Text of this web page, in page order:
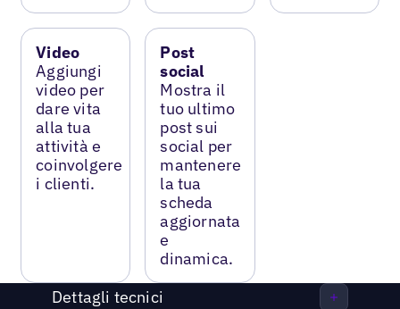
Video
Aggiungi
video per
dare vita
alla tua
attività e
coinvolgere
i clienti.
Post
social
Mostra il
tuo ultimo
post sui
social per
mantenere
la tua
scheda
aggiornata
e
dinamica.
Dettagli tecnici